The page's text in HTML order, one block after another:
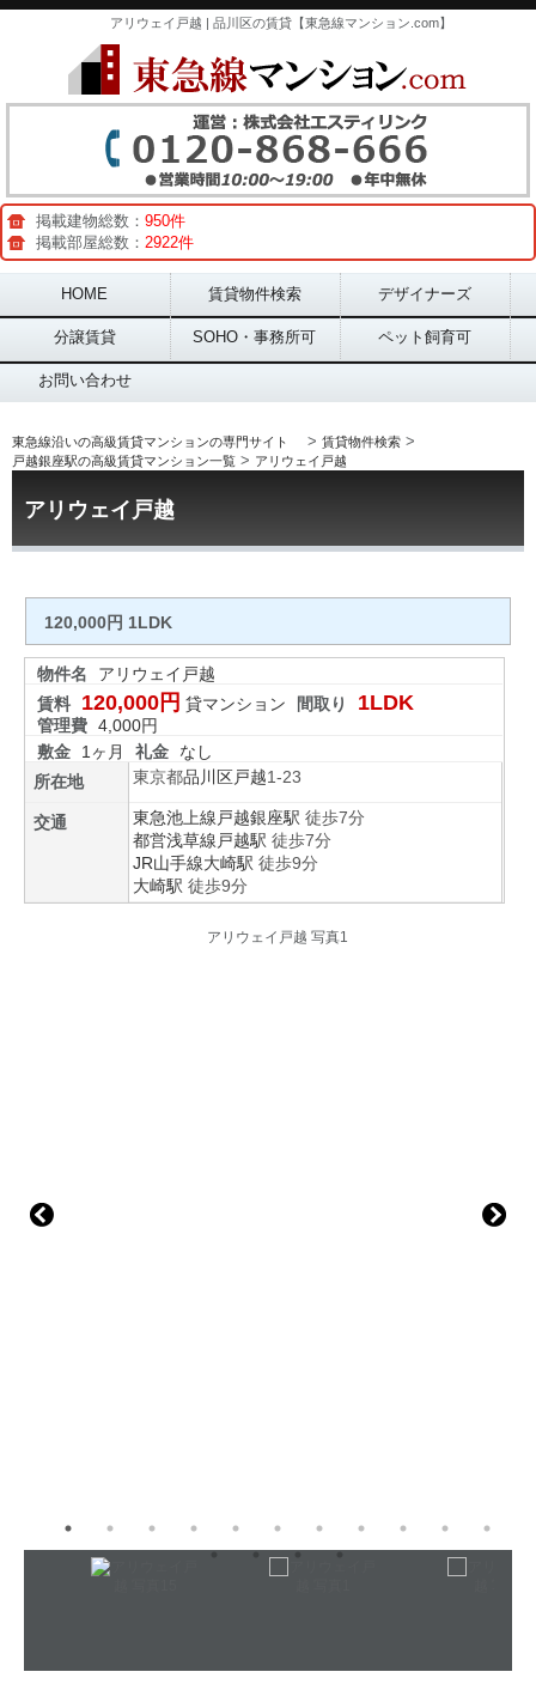
アリウェイ戸越 | 品川区の賃貸【東急線マンション.com】
掲載建物総数： 950件
掲載部屋総数： 2922件
Main menu
HOME 賃貸物件検索 デザイナーズ
分譲賃貸 SOHO・事務所可 ペット飼育可
お問い合わせ
東急線沿いの高級賃貸マンションの専門サイト > 賃貸物件検索 >
戸越銀座駅の高級賃貸マンション一覧 > アリウェイ戸越
アリウェイ戸越
120,000円 1LDK
物件名
アリウェイ戸越
賃料
120,000円 貸マンション 間取り 1LDK
管理費 4,000円
敷金
1ヶ月 礼金
なし
所在地
東京都品川区戸越1-23
交通 東急池上線 戸越銀座駅 徒歩7分
都営浅草線 戸越駅 徒歩7分
JR山手線大崎駅 徒歩9分
大崎駅 徒歩9分